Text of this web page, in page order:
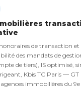
de transaction et
des mandats de
de tiers), IS optimisé,
Kbis TC Paris — GT
immobilières du 9e